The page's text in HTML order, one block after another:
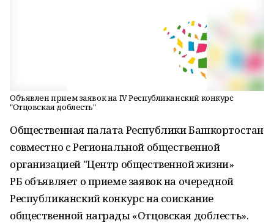
Объявлен прием заявок на IV Республиканский конкурс
"Отцовская доблесть"
Общественная палата Республики Башкортостан
совместно с Региональной общественной
организацией "Центр общественной жизни»
РБ объявляет о приеме заявок на очередной
Республиканский конкурс на соискание
общественной награды «Отцовская доблесть».